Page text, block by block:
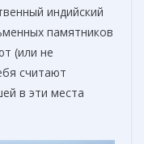
индийский
памятников
(или не
считают
в эти места